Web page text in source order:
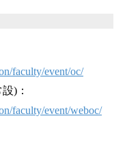
faculty/event/oc/
)：
faculty/event/weboc/